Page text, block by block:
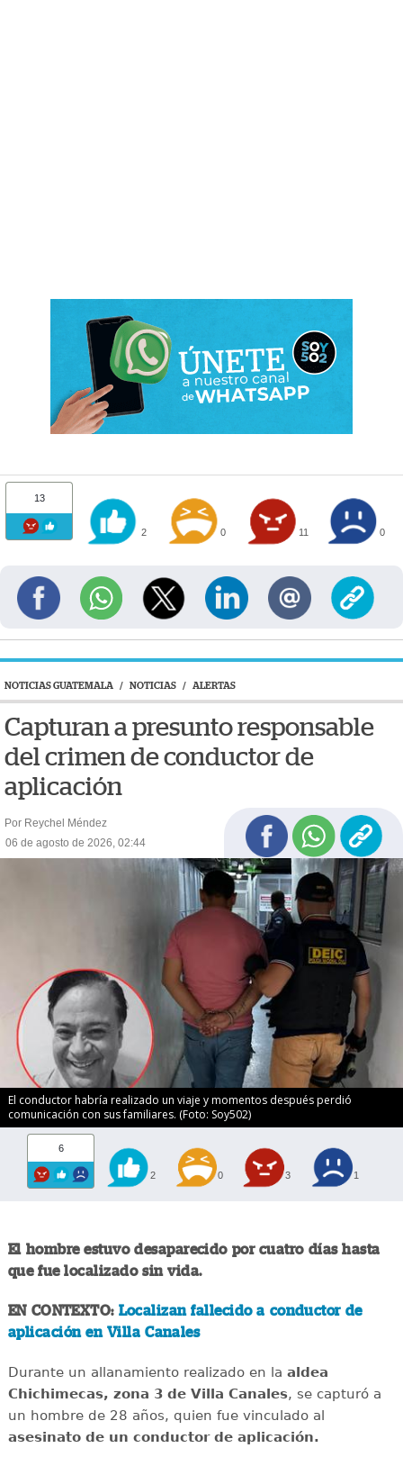
13
2 0 11 0
NOTICIAS GUATEMALA / NOTICIAS / ALERTAS
Capturan a presunto responsable
del crimen de conductor de
aplicación
Por Reychel Méndez
06 de agosto de 2026, 02:44
El conductor habría realizado un viaje y momentos después perdió
comunicación con sus familiares. (Foto: Soy502)
6
2 0 3 1
El hombre estuvo desaparecido por cuatro días hasta
que fue localizado sin vida.
EN CONTEXTO:Localizan fallecido a conductor de
aplicación en Villa Canales
Durante un allanamiento realizado en la aldea
Chichimecas, zona 3 de Villa Canales, se capturó a
un hombre de 28 años, quien fue vinculado al
asesinato de un conductor de aplicación.